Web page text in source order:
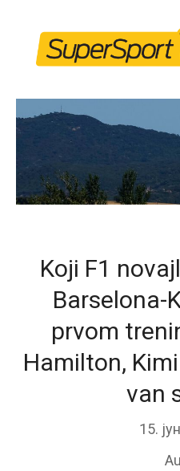
content
Koji F1
Barselona-
prvom
Hamilton,
van
15.